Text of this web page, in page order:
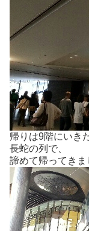
帰りは9階にいき
長蛇の列で、
諦めて帰ってきま